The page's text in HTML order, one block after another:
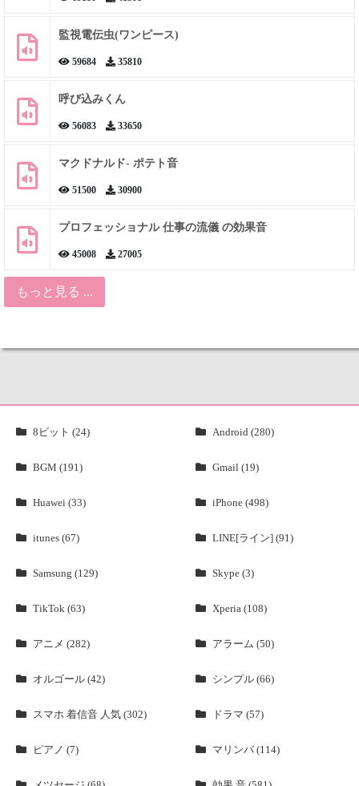
監視電伝虫(ワンピース)
59684 35810
呼び込みくん
56083 33650
マクドナルド- ポテト音
51500 30900
プロフェッショナル 仕事の流儀 の効果音
45008 27005
もっと見る ...
8ビット (24) Android (280)
BGM (191) Gmail (19)
Huawei (33) iPhone (498)
itunes (67) LINE[ライン] (91)
Samsung (129) Skype (3)
TikTok (63) Xperia (108)
アニメ (282) アラーム (50)
オルゴール (42) シンプル (66)
スマホ 着信音 人気 (302) ドラマ (57)
ピアノ (7) マリンバ (114)